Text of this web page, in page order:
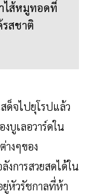
ไส้หมูทอดที่
สชาติ
ด็จไปยุโรปแล้ว
บูเลอวาร์ดใน
างๆของ
งการสวยสดได้ใน
ยู่หัวรัชกาลที่ห้า